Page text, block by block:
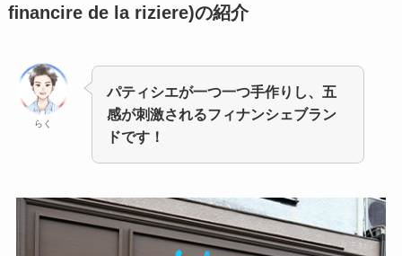
ﬁnancire de la riziere)の紹介
らく
パティシエが一つ一つ手作りし、五
感が刺激されるフィナンシェブラン
ドです！